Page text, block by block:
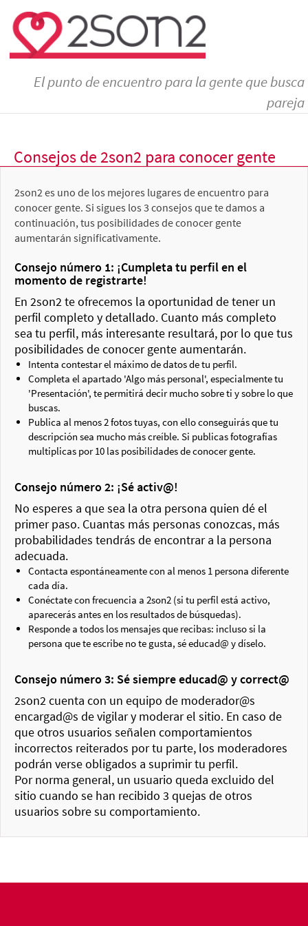
El punto de encuentro para la gente que busca
pareja
Consejos de 2son2 para conocer gente
2son2 es uno de los mejores lugares de encuentro para
conocer gente. Si sigues los 3 consejos que te damos a
continuación, tus posibilidades de conocer gente
aumentarán significativamente.
Consejo número 1: ¡Cumpleta tu perfil en el
momento de registrarte!
En 2son2 te ofrecemos la oportunidad de tener un
perfil completo y detallado. Cuanto más completo
sea tu perfil, más interesante resultará, por lo que tus
posibilidades de conocer gente aumentarán.
Intenta contestar el máximo de datos de tu perfil.
Completa el apartado 'Algo más personal', especialmente tu
'Presentación', te permitirá decir mucho sobre ti y sobre lo que
buscas.
Publica al menos 2 fotos tuyas, con ello conseguirás que tu
descripción sea mucho más creíble. Si publicas fotografías
multiplicas por 10 las posibilidades de conocer gente.
Consejo número 2: ¡Sé activ@!
No esperes a que sea la otra persona quien dé el
primer paso. Cuantas más personas conozcas, más
probabilidades tendrás de encontrar a la persona
adecuada.
Contacta espontáneamente con al menos 1 persona diferente
cada día.
Conéctate con frecuencia a 2son2 (si tu perfil está activo,
aparecerás antes en los resultados de búsquedas).
Responde a todos los mensajes que recibas: incluso si la
persona que te escribe no te gusta, sé educad@ y díselo.
Consejo número 3: Sé siempre educad@ y correct@
2son2 cuenta con un equipo de moderador@s
encargad@s de vigilar y moderar el sitio. En caso de
que otros usuarios señalen comportamientos
incorrectos reiterados por tu parte, los moderadores
podrán verse obligados a suprimir tu perfil.
Por norma general, un usuario queda excluido del
sitio cuando se han recibido 3 quejas de otros
usuarios sobre su comportamiento.